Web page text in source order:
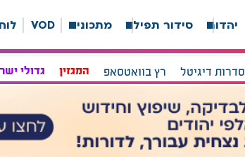
יהדות סידור תפילה מתכונים VOD
סדרות דיגיטל רץ בוואטסאפ המגזין גדולי